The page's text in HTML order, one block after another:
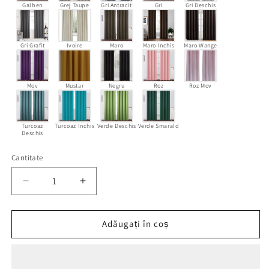
Galben Grej Taupe Gri Antracit Gri Gri Deschis
Gri Grafit Ivoire Maro Maro Inchis Maro Wange
Mov Mustar Negru Roz Roz Mov
Turcoaz
Deschis
Turcoaz Inchis Verde Deschis Verde Smarald
Cantitate
Cantitate
Reduceți
cantitatea
pentru
material
Creșteți
cantitatea
pentru
Draperie
material
Adăugați în coș